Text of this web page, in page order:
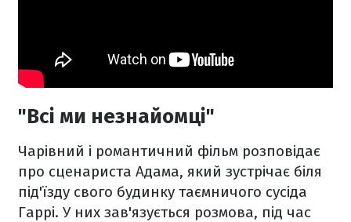
"Всі ми незнайомці"
Чарівний і романтичний фільм розповідає
про сценариста Адама, який зустрічає біля
під'їзду свого будинку таємничого сусіда
Гаррі. У них зав'язується розмова, під час